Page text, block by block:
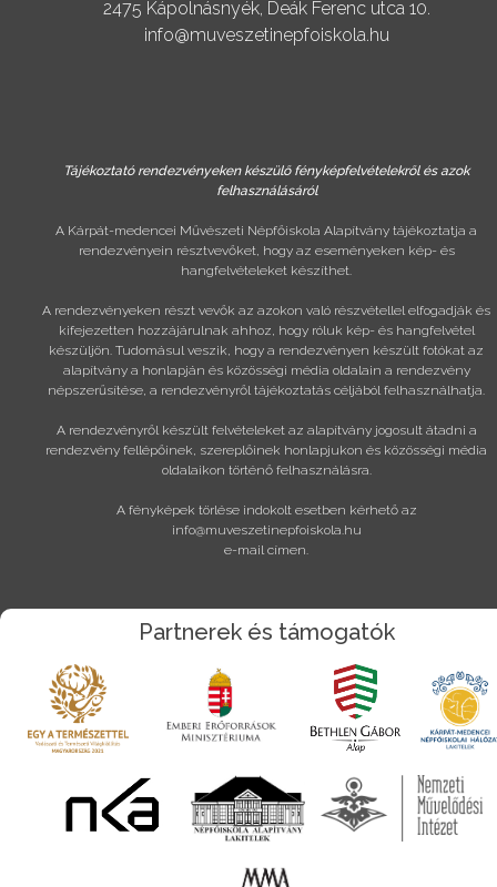
2475 Kápolnásnyék, Deák Ferenc utca 10.
info@muveszetinepfoiskola.hu
Tájékoztató rendezvényeken készülő fényképfelvételekről és azok
felhasználásáról
A Kárpát-medencei Művészeti Népfőiskola Alapítvány tájékoztatja a
rendezvényein résztvevőket, hogy az eseményeken kép- és
hangfelvételeket készíthet.
A rendezvényeken részt vevők az azokon való részvétellel elfogadják és
kifejezetten hozzájárulnak ahhoz, hogy róluk kép- és hangfelvétel
készüljön. Tudomásul veszik, hogy a rendezvényen készült fotókat az
alapítvány a honlapján és közösségi média oldalain a rendezvény
népszerűsítése, a rendezvényről tájékoztatás céljából felhasználhatja.
A rendezvényről készült felvételeket az alapítvány jogosult átadni a
rendezvény fellépőinek, szereplőinek honlapjukon és közösségi média
oldalaikon történő felhasználásra.
A fényképek törlése indokolt esetben kérhető az
info@muveszetinepfoiskola.hu
e-mail címen.
Partnerek és támogatók